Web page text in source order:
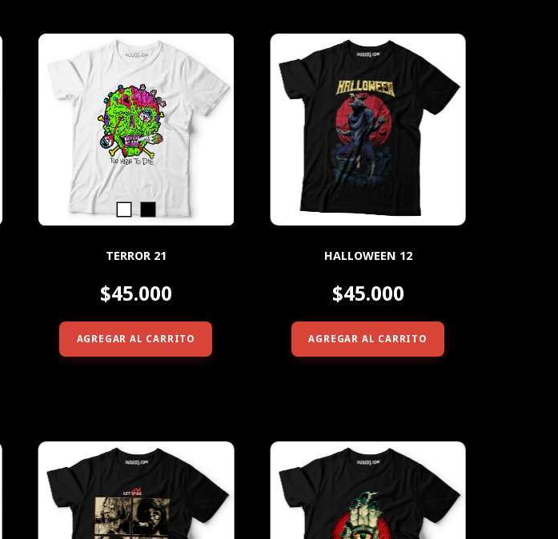
TERROR 21
$45.000
AGREGAR AL CARRITO
HALLOWEEN 12
$45.000
AGREGAR AL CARRITO